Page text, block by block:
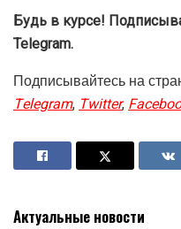
Будь в курсе!
Telegram.
Подписывайтесь на
Telegram,Twitter,
Актуальные новости